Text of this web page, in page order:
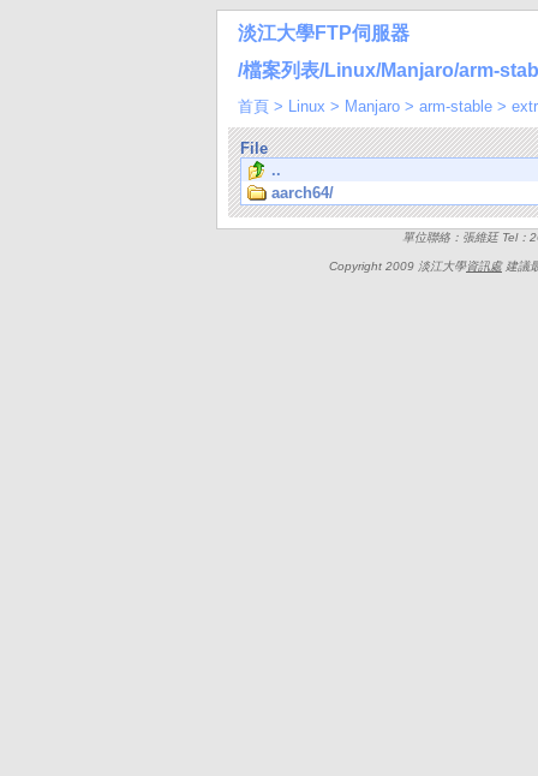
淡江大學FTP伺服器
/檔案列表/Linux/Manjaro/arm-
首頁 > Linux > Manjaro > arm-stable >
File
..
aarch64/
單位聯絡：張維廷 Tel
Copyright 2009 淡江大學資訊處建議